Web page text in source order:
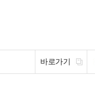
바로가기